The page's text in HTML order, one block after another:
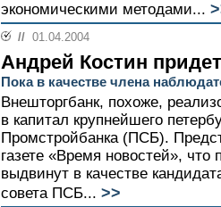
экономическими методами...
// 01.04.2004
Андрей Костин
Пока в качестве члена
Внешторгбанк, похоже,
в капитал крупнейшего
Промстройбанка (ПСБ).
газете «Время новостей»,
выдвинут в качестве
совета ПСБ... >>